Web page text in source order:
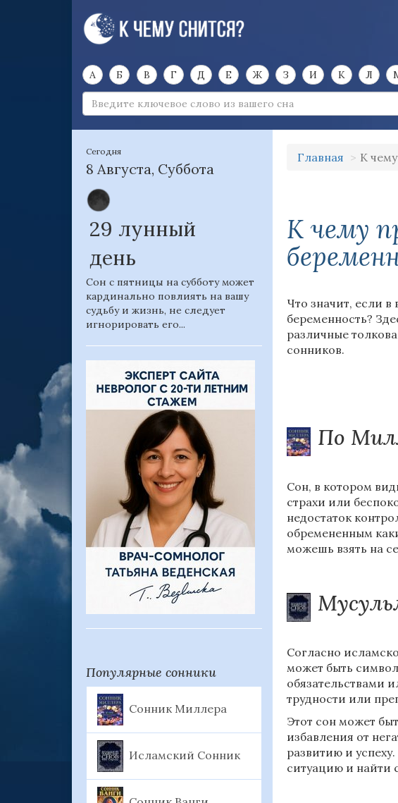
А Б В Г Д Е Ж З И К Л
Сегодня
8 Августа, Суббота
29 лунный
день
Сон с пятницы на субботу может
кардинально повлиять на вашу
судьбу и жизнь, не следует
игнорировать его...
Популярные сонники
Сонник Миллера
Исламский Сонник
Главная К
К чему
Что значит, если
беременность?
различные
сонников.
По
Сон, в котором
страхи или
недостаток
обремененным
можешь взять на
Согласно
может быть
обязательствами
трудности или
Этот сон может
избавления от
развитию и
ситуацию и найти